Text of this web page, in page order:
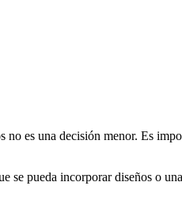
es una decisión menor. Es
se pueda incorporar diseños o